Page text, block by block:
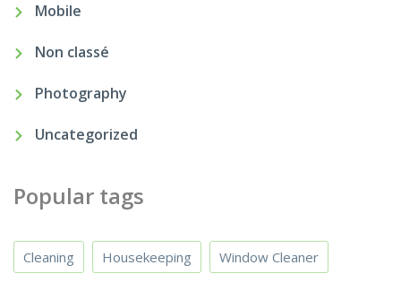
Mobile
Non classé
Photography
Uncategorized
Popular tags
Cleaning Housekeeping Window Cleaner